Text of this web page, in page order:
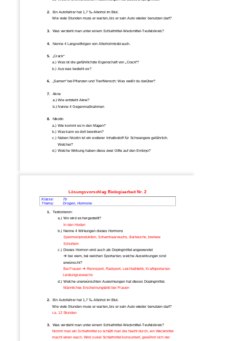
2. Ein Autofahrer hat 1,7 ‰ Alkohol im Blut.
Wie viele Stunden muss er warten, bis er sein Auto wieder benutzen darf?
3. Was versteht man unter einem Schlafmittel-Weckmittel-Teufelskreis?
4. Nenne 4 Langzeitfolgen von Alkoholmissbrauch.
5.
„Crack“
a.) Was ist die gefährlichste Eigenschaft von „Crack“?
b.) Aus was besteht es?
6. „Samen“ bei Pflanzen und Tier/Mensch: Was weißt du darüber?
7.
Akne
a.) Wie entsteht Akne?
b.) Nenne 4 Gegenmaßnahmen
8.
Nikotin
a.) Wie kommt es in den Magen?
b.) Was kann es dort bewirken?
c.)  Neben Nicotin ist ein weiterer Inhaltsstoff für Schwangere gefährlich.
Welcher?
d.) Welche Wirkung haben diese zwei Gifte auf den Embryo?
Lösungsvorschlag Biologiearbeit Nr. 2
Klasse:
7b
Thema:
Drogen, Hormone
1.
Testosteron:
a.) Wo wird es hergestellt?
In den Hoden
b.) Nenne 4 Wirkungen dieses Hormons
Spermienproduktion, Schamhaarwuchs, Bartwuchs, breitere
Schultern
c.)  Dieses Hormon wird auch als Dopingmittel angewendet
Æ bei wem, bei welchen Sportarten, welche Auswirkungen sind
erwünscht?
Bei Frauen Æ Rennsport, Radsport, Leichtathletik, Kraftsportarten
Leistungszuwachs
d.) Welche unerwünschten Auswirkungen hat dieses Dopingmittel.
Männliches Erscheinungsbild bei Frauen
2. Ein Autofahrer hat 1,7 ‰ Alkohol im Blut.
Wie viele Stunden muss er warten, bis er sein Auto wieder benutzen darf?
ca. 12 Stunden
3. Was versteht man unter einem Schlafmittel-Weckmittel-Teufelskreis?
Nimmt man ein Schlafmittel so schläft man die Nacht durch, ein Weckmittel
macht einen wach. Wird zuviel Schlafmittel konsumiert, gewöhnt sich der